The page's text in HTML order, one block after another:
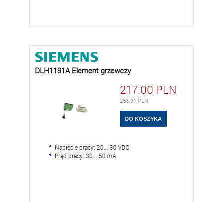
DLH1191A Element grzewczy
217.00 PLN
266.91 PLN
Napięcie pracy: 20... 30 VDC
Prąd pracy: 30... 50 mA